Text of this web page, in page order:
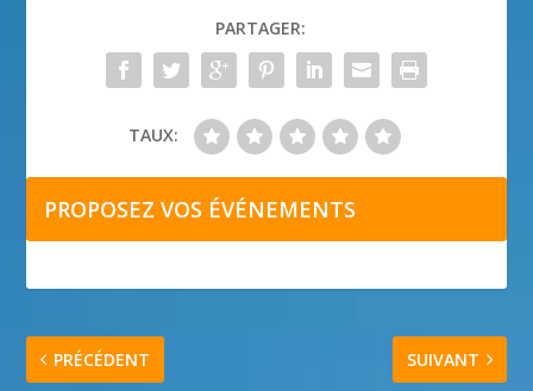
PARTAGER:
TAUX:
PROPOSEZ VOS ÉVÉNEMENTS
PRÉCÉDENT SUIVANT